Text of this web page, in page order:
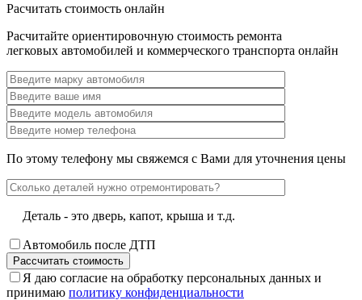
Расчитать стоимость онлайн
Расчитайте ориентировочную стоимость ремонта
легковых автомобилей и коммерческого транспорта онлайн
По этому телефону мы свяжемся с Вами для уточнения цены
Деталь - это дверь, капот, крыша и т.д.
Автомобиль после ДТП
Я даю согласие на обработку персональных данных и
принимаю политику конфиденциальности